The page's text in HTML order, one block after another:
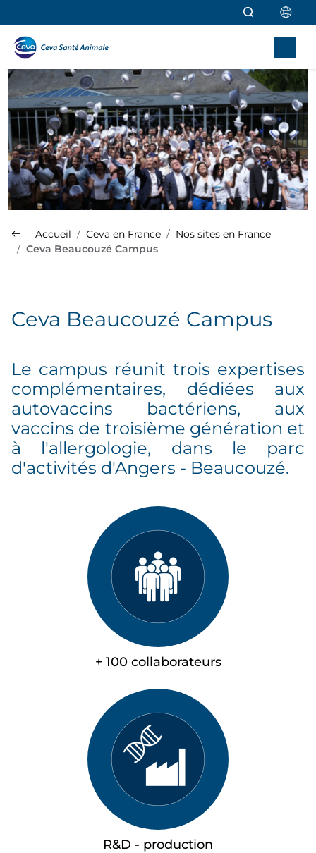
Accueil Ceva en France
Nos sites en France
Ceva Beaucouzé Campus
Ceva Beaucouzé Campus
Le campus réunit trois expertises
complémentaires, dédiées aux
autovaccins bactériens, aux
vaccins de troisième génération et
à l'allergologie, dans le parc
d'activités d'Angers - Beaucouzé.
+ 100 collaborateurs
R&D - production